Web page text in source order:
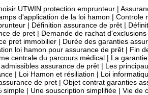
UTWIN protection emprunteur |
d'application de la loi hamon | Controle
| Définition assurance de prêt|
de pret | Demande de rachat d'exclusions
pret immobilier | Durée des garanties
loi hamon pour assurance de prêt | Fin
centrale du parcours médical| La
assurance de prêt| Les
| Loi Hamon et résiliation | Loi
de pret | Objet contrat garanties
simple | Une souscription simplifiée | Vie de